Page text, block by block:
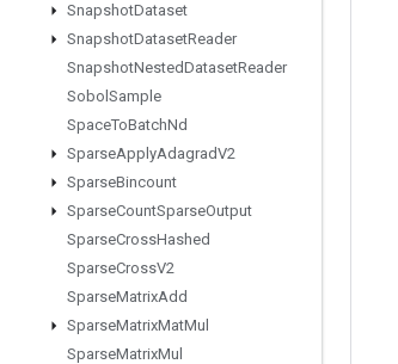
SnapshotDataset
SnapshotDatasetReader
SnapshotNestedDatasetReader
Sobol Sample
SpaceToBatchNd
SparseApplyAdagradV2
SparseBincount
SparseCountSparseOutput
SparseCrossHashed
SparseCrossV2
SparseMatrixAdd
SparseMatrixMatMul
SparseMatrixMul